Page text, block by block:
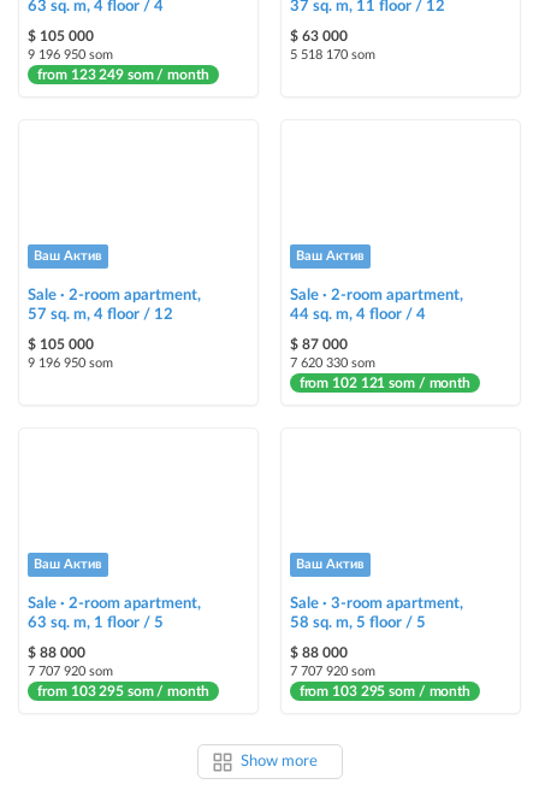
63 sq. m, 4 floor / 4
$ 105 000
9 196 950 som
from 123 249 som / month
37 sq. m, 11 floor / 12
$ 63 000
5 518 170 som
Ваш Актив
Sale · 2-room apartment,
57 sq. m, 4 floor / 12
$ 105 000
9 196 950 som
Ваш Актив
Sale · 2-room apartment,
44 sq. m, 4 floor / 4
$ 87 000
7 620 330 som
from 102 121 som / month
Ваш Актив
Sale · 2-room apartment,
63 sq. m, 1 floor / 5
$ 88 000
7 707 920 som
from 103 295 som / month
Ваш Актив
Sale · 3-room apartment,
58 sq. m, 5 floor / 5
$ 88 000
7 707 920 som
from 103 295 som / month
Show more